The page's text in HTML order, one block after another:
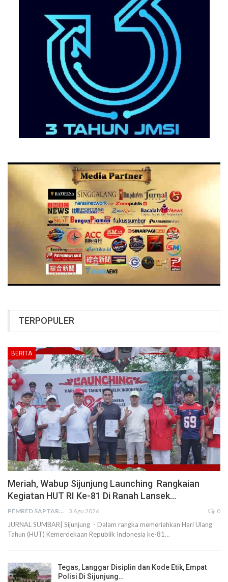
TERPOPULER
BERITA
Meriah, Wabup Sijunjung Launching Rangkaian
Kegiatan HUT RI Ke-81 Di Ranah Lansek…
PEMRED SAPTARIUS 3 Agu 2026 0
JURNAL SUMBAR| Sijunjung - Dalam rangka memeriahkan Hari Ulang
Tahun (HUT) Kemerdekaan Republik Indonesia ke-81…
Tegas, Langgar Disiplin dan Kode Etik, Empat
Polisi Di Sijunjung…